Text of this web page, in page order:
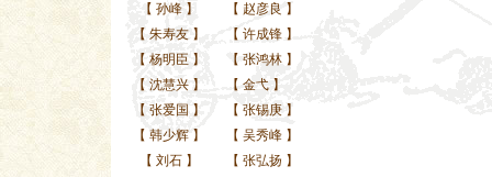
【 孙峰】 【 赵彦良 】
【 朱寿友】 【 许成锋 】
【 杨明臣 】 【 张鸿林 】
【 沈慧兴】 【 金弋 】
【 张爱国 】 【 张锡庚 】
【 韩少辉】 【 吴秀峰 】
【 刘石】 【 张弘扬 】